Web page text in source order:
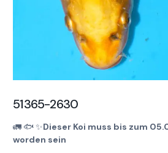
51365-2630
🚛🐟✨Dieser Koi muss bis zum
worden sein